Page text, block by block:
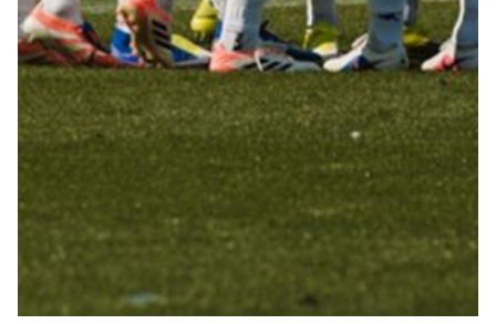
Fortissimo batte il mio cuor